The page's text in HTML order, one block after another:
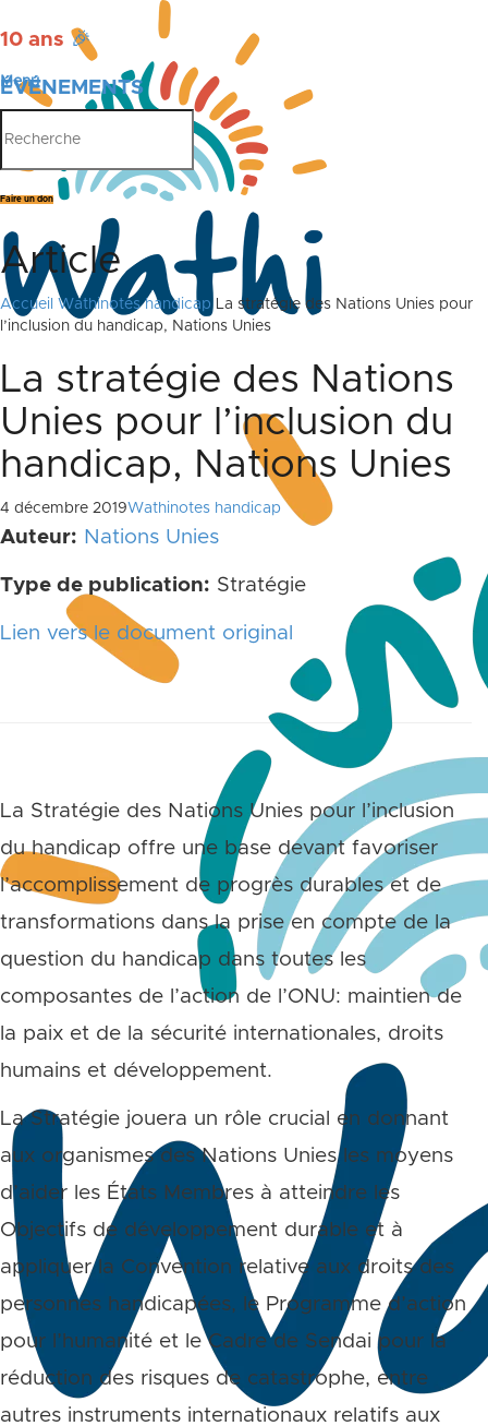
10 ans 🎉
ÉVÉNEMENTS
PUBLICATIONS
Menu
Faire un don
Article
Accueil Wathinotes handicap La stratégie des Nations Unies pour
l’inclusion du handicap, Nations Unies
La stratégie des Nations
Unies pour l’inclusion du
handicap, Nations Unies
4 décembre 2019Wathinotes handicap
Auteur: Nations Unies
Type de publication: Stratégie
Lien vers le document original
La Stratégie des Nations Unies pour l’inclusion
du handicap offre une base devant favoriser
l’accomplissement de progrès durables et de
transformations dans la prise en compte de la
question du handicap dans toutes les
composantes de l’action de l’ONU: maintien de
la paix et de la sécurité internationales, droits
humains et développement.
La Stratégie jouera un rôle crucial en donnant
aux organismes des Nations Unies les moyens
d’aider les États Membres à atteindre les
Objectifs de développement durable et à
appliquer la Convention relative aux droits des
personnes handicapées, le Programme d’action
pour l’humanité et le Cadre de Sendai pour la
réduction des risques de catastrophe, entre
autres instruments internationaux relatifs aux